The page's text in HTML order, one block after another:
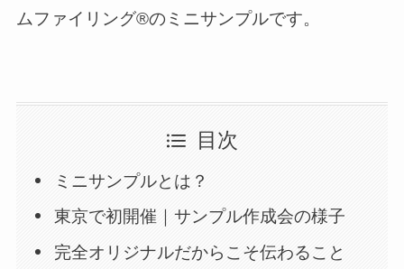
ムファイリング®のミニサンプルです。
目次
ミニサンプルとは？
東京で初開催｜サンプル作成会の様子
完全オリジナルだからこそ伝わること